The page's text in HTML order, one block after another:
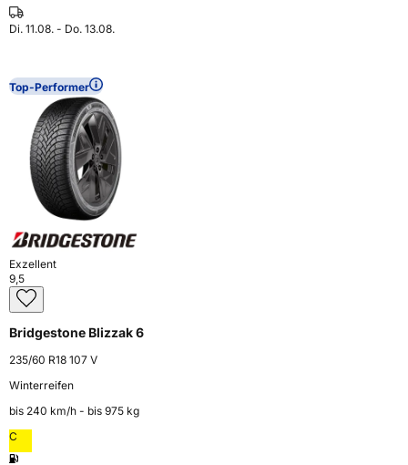
Di. 11.08. - Do. 13.08.
Top-Performer
Exzellent
9,5
Bridgestone Blizzak 6
235/60 R18 107 V
Winterreifen
bis 240 km⁠/⁠h - bis 975 kg
C